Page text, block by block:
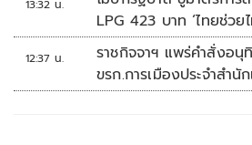
13:32 น.
LPG 423 บาท ‘ไทยช่ว
แสนล้าน
12:37 น.
ราชกิจจาฯ แพร่คำสั่งอ
ขรก.การเมืองประจำสำนั